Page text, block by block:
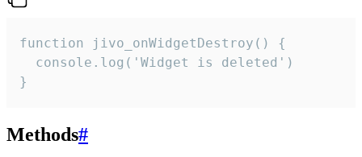
function jivo_onWidgetDestroy() {
  console.log('Widget is deleted')
}
Methods#